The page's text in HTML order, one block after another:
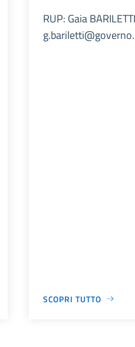
RUP: Gaia
SCOPRI TUTTO